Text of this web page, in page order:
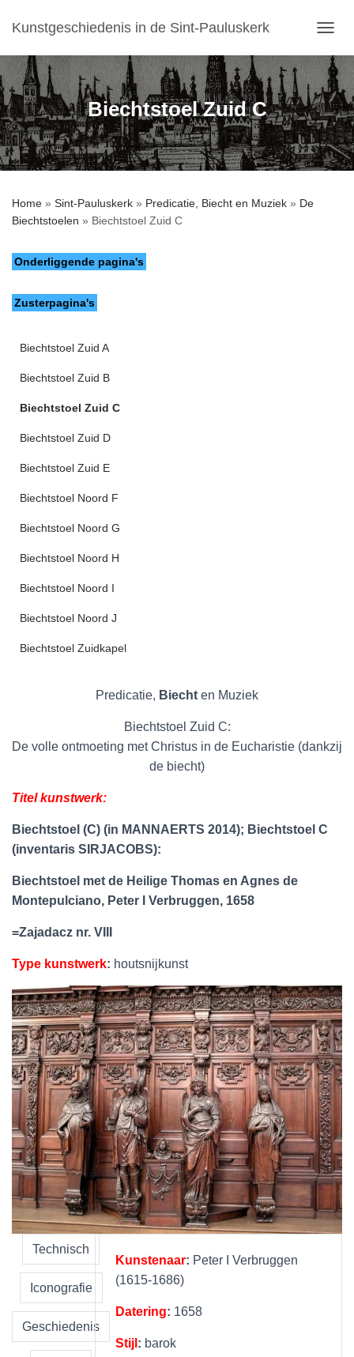
Kunstgeschiedenis in de Sint-Pauluskerk
O
G
G
L
E
N
A
V
Biechtstoel Zuid C
Home » Sint-Pauluskerk » Predicatie, Biecht en Muziek » De
Biechtstoelen » Biechtstoel Zuid C
Onderliggende pagina's
Zusterpagina's
Biechtstoel Zuid A
Biechtstoel Zuid B
Biechtstoel Zuid C
Biechtstoel Zuid D
Biechtstoel Zuid E
Biechtstoel Noord F
Biechtstoel Noord G
Biechtstoel Noord H
Biechtstoel Noord I
Biechtstoel Noord J
Biechtstoel Zuidkapel
Predicatie, Biecht en Muziek
Biechtstoel Zuid C:
De volle ontmoeting met Christus in de Eucharistie (dankzij
de biecht)
Titel kunstwerk:
Biechtstoel (C) (in MANNAERTS 2014); Biechtstoel C
(inventaris SIRJACOBS):
Biechtstoel met de Heilige Thomas en Agnes de
Montepulciano, Peter I Verbruggen, 1658
=Zajadacz nr. VIII
Type kunstwerk: houtsnijkunst
Technisch
Iconografie
Geschiedenis
Kunstenaar: Peter I Verbruggen
(1615-1686)
Datering: 1658
Stijl : barok